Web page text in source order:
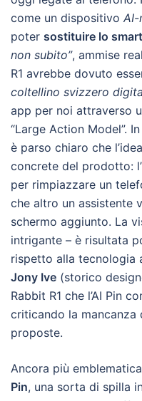
come un dispositivo AI-
poter sostituire lo
non subito”, ammise
R1 avrebbe dovuto
coltellino svizzero
app per noi attraverso
“Large Action Model”.
è parso chiaro che
concrete del prodotto:
per rimpiazzare un
che altro un assistente
schermo aggiunto. La
intrigante – è risultata
rispetto alla tecnologia
Jony Ive (storico
Rabbit R1 che l’AI Pin
criticando la mancanza
proposte.
Ancora più
Pin, una sorta di spilla